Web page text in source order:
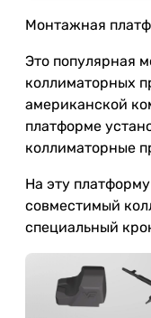
Монтажная
Это популярная
коллиматорных
американской
платформе
коллиматорные
На эту
совместимый
специальный